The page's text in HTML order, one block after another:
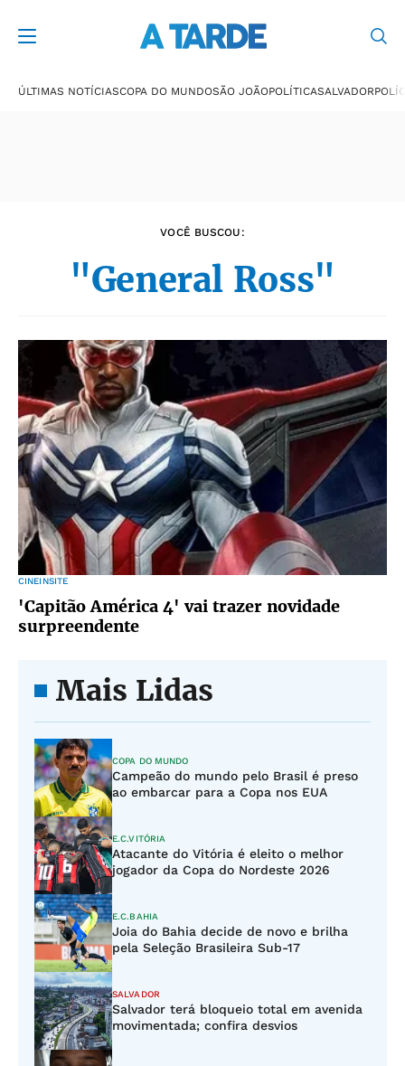
ÚLTIMAS NOTÍCIASCOPA DO MUNDOSÃO JOÃOPOLÍTICASALVADOR
VOCÊ BUSCOU:
"General Ross"
CINEINSITE
'Capitão América 4' vai trazer novidade
surpreendente
Mais Lidas
COPA DO MUNDO
Campeão do mundo pelo Brasil é preso
ao embarcar para a Copa nos EUA
E.C.VITÓRIA
Atacante do Vitória é eleito o melhor
jogador da Copa do Nordeste 2026
E.C.BAHIA
Joia do Bahia decide de novo e brilha
pela Seleção Brasileira Sub-17
SALVADOR
Salvador terá bloqueio total em avenida
movimentada; confira desvios